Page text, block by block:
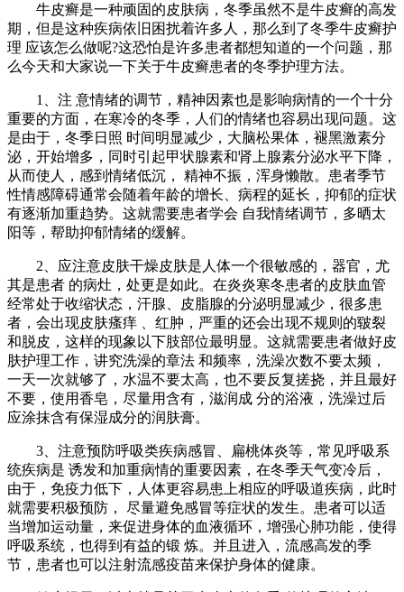
牛皮癣是一种顽固的皮肤病，冬季虽然不是牛皮癣的高发
期，但是这种疾病依旧困扰着许多人，那么到了冬季牛皮癣护
理 应该怎么做呢?这恐怕是许多患者都想知道的一个问题，那
么今天和大家说一下关于牛皮癣患者的冬季护理方法。
1、注 意情绪的调节，精神因素也是影响病情的一个十分
重要的方面，在寒冷的冬季，人们的情绪也容易出现问题。这
是由于，冬季日照 时间明显减少，大脑松果体，褪黑激素分
泌，开始增多，同时引起甲状腺素和肾上腺素分泌水平下降，
从而使人，感到情绪低沉， 精神不振，浑身懒散。患者季节
性情感障碍通常会随着年龄的增长、病程的延长，抑郁的症状
有逐渐加重趋势。这就需要患者学会 自我情绪调节，多晒太
阳等，帮助抑郁情绪的缓解。
2、应注意皮肤干燥皮肤是人体一个很敏感的，器官，尤
其是患者 的病灶，处更是如此。在炎炎寒冬患者的皮肤血管
经常处于收缩状态，汗腺、皮脂腺的分泌明显减少，很多患
者，会出现皮肤瘙痒 、红肿，严重的还会出现不规则的皲裂
和脱皮，这样的现象以下肢部位最明显。这就需要患者做好皮
肤护理工作，讲究洗澡的章法 和频率，洗澡次数不要太频，
一天一次就够了，水温不要太高，也不要反复搓挠，并且最好
不要，使用香皂，尽量用含有，滋润成 分的浴液，洗澡过后
应涂抹含有保湿成分的润肤膏。
3、注意预防呼吸类疾病感冒、扁桃体炎等，常见呼吸系
统疾病是 诱发和加重病情的重要因素，在冬季天气变冷后，
由于，免疫力低下，人体更容易患上相应的呼吸道疾病，此时
就需要积极预防， 尽量避免感冒等症状的发生。患者可以适
当增加运动量，来促进身体的血液循环，增强心肺功能，使得
呼吸系统，也得到有益的锻 炼。并且进入，流感高发的季
节，患者也可以注射流感疫苗来保护身体的健康。